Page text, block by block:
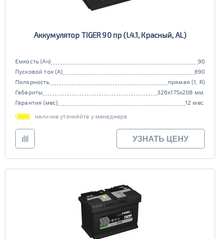
Аккумулятор TIGER 90 пр (L4.1, Красный, AL)
Емкость (Ач)
90
Пусковой ток (А)
690
Полярность
прямая (1, R)
Габариты
326x175x208 мм.
Гарантия (мес)
12 мес.
наличие уточняйте у менеджера
УЗНАТЬ ЦЕНУ